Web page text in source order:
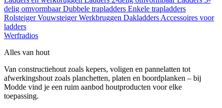
delig omvormbaarDubbele trapladders Enkele trapladders
RolsteigerVouwsteigerWerkbruggen Dakladders Accessoires voor
ladders
Werfradios
Alles van hout
Van constructiehout zoals kepers, voligen en pannelatten tot
afwerkingshout zoals planchetten, platen en boordplanken – bij
Modde vind je een ruim aanbod houtproducten voor elke
toepassing.